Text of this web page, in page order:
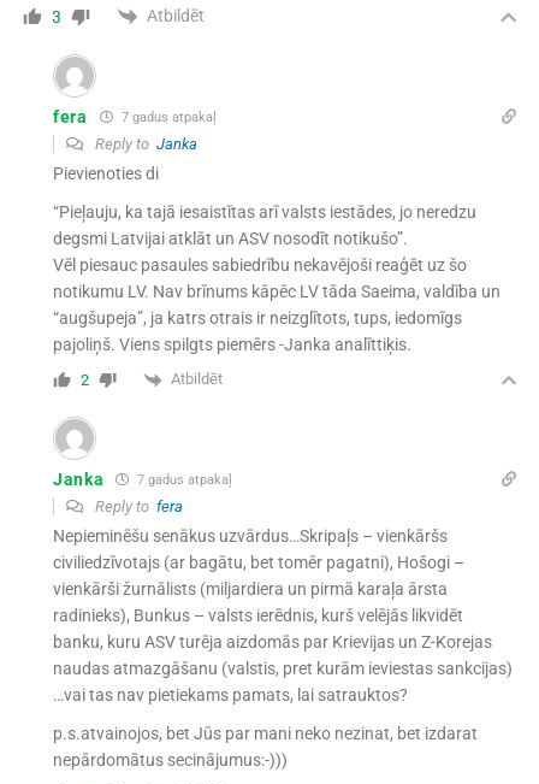
3 Atbildēt
fera 7 gadus atpakaļ
Reply to Janka
Pievienoties di
“Pieļauju, ka tajā iesaistītas arī valsts iestādes, jo neredzu
degsmi Latvijai atklāt un ASV nosodīt notikušo”.
Vēl piesauc pasaules sabiedrību nekavējoši reaģēt uz šo
notikumu LV. Nav brīnums kāpēc LV tāda Saeima, valdība un
“augšupeja”, ja katrs otrais ir neizglītots, tups, iedomīgs
pajoliņš. Viens spilgts piemērs -Janka analīttiķis.
2 Atbildēt
Janka 7 gadus atpakaļ
Reply to fera
Nepieminēšu senākus uzvārdus…Skripaļs – vienkāršs
civiliedzīvotajs (ar bagātu, bet tomēr pagatni), Hošogi –
vienkārši žurnālists (miljardiera un pirmā karaļa ārsta
radinieks), Bunkus – valsts ierēdnis, kurš velējās likvidēt
banku, kuru ASV turēja aizdomās par Krievijas un Z-Korejas
naudas atmazgāšanu (valstis, pret kurām ieviestas sankcijas)
…vai tas nav pietiekams pamats, lai satrauktos?
p.s.atvainojos, bet Jūs par mani neko nezinat, bet izdarat
nepārdomātus secinājumus:-)))